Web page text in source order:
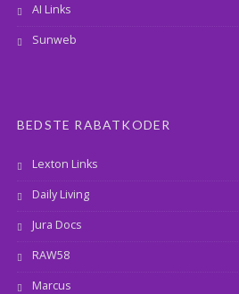
AI Links
Sunweb
BEDSTE RABATKODER
Lexton Links
Daily Living
Jura Docs
RAW58
Marcus